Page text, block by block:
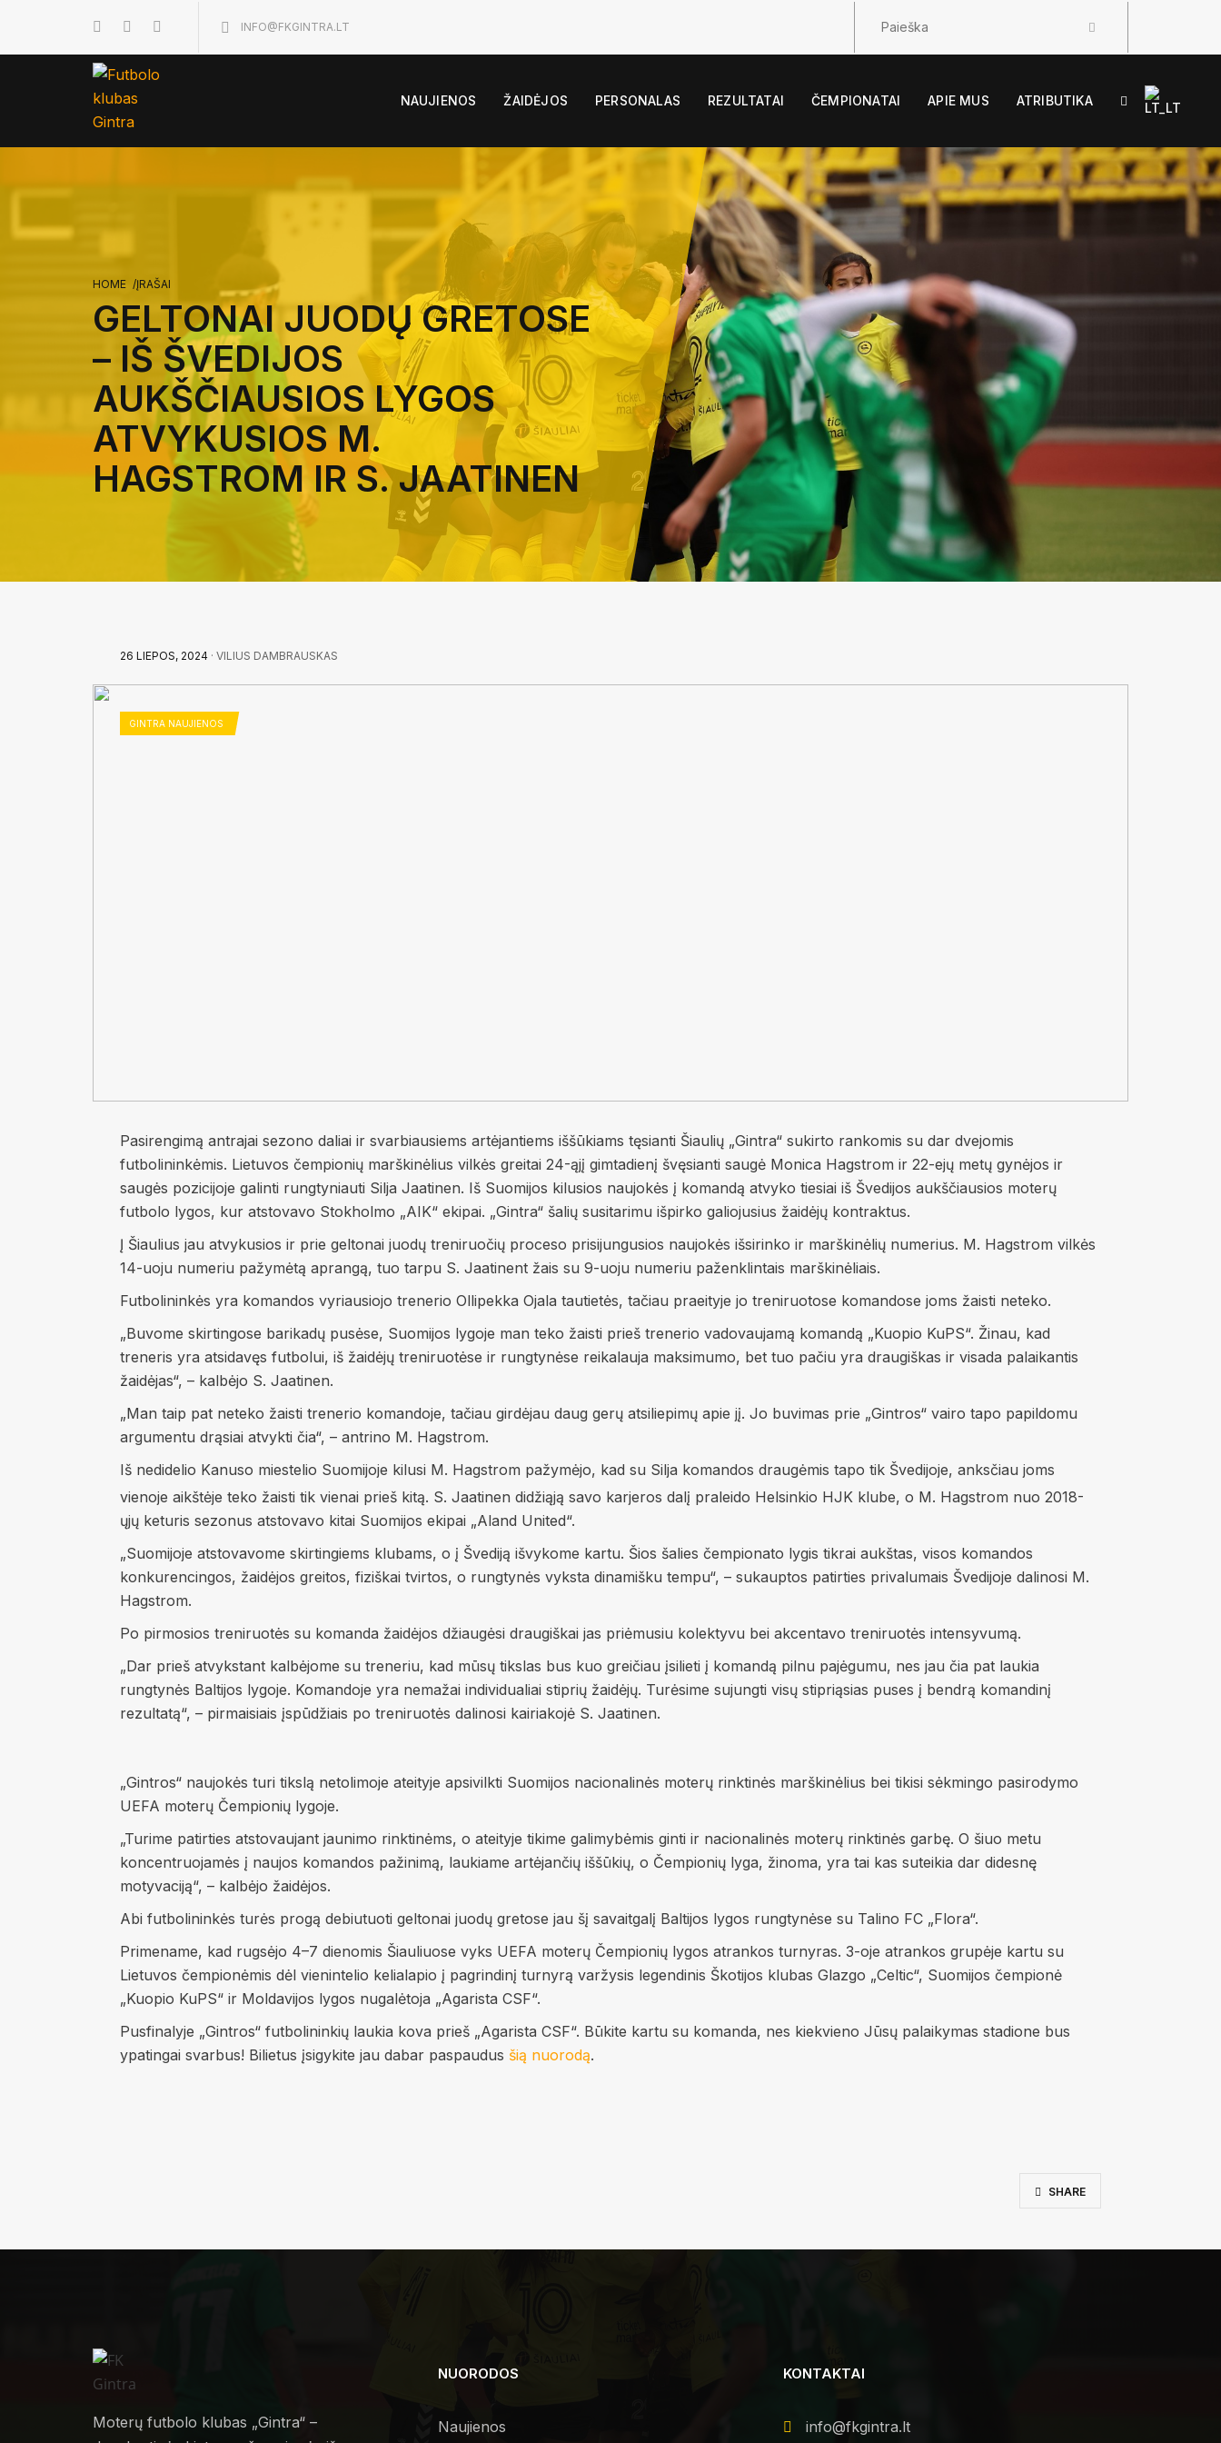
INFO@FKGINTRA.LT
NAUJIENOS ŽAIDĖJOS PERSONALAS REZULTATAI ČEMPIONATAI APIE MUS ATRIBUTIKA
HOME /ĮRAŠAI
GELTONAI JUODŲ GRETOSE
– IŠ ŠVEDIJOS
AUKŠČIAUSIOS LYGOS
ATVYKUSIOS M.
HAGSTROM IR S. JAATINEN
26 LIEPOS, 2024 · VILIUS DAMBRAUSKAS
GINTRA NAUJIENOS
Pasirengimą antrajai sezono daliai ir svarbiausiems artėjantiems iššūkiams tęsianti Šiaulių „Gintra“ sukirto rankomis su dar dvejomis
futbolininkėmis. Lietuvos čempionių marškinėlius vilkės greitai 24-ąjį gimtadienį švęsianti saugė Monica Hagstrom ir 22-ejų metų gynėjos ir
saugės pozicijoje galinti rungtyniauti Silja Jaatinen. Iš Suomijos kilusios naujokės į komandą atvyko tiesiai iš Švedijos aukščiausios moterų
futbolo lygos, kur atstovavo Stokholmo „AIK“ ekipai. „Gintra“ šalių susitarimu išpirko galiojusius žaidėjų kontraktus.
Į Šiaulius jau atvykusios ir prie geltonai juodų treniruočių proceso prisijungusios naujokės išsirinko ir marškinėlių numerius. M. Hagstrom vilkės
14-uoju numeriu pažymėtą aprangą, tuo tarpu S. Jaatinent žais su 9-uoju numeriu paženklintais marškinėliais.
Futbolininkės yra komandos vyriausiojo trenerio Ollipekka Ojala tautietės, tačiau praeityje jo treniruotose komandose joms žaisti neteko.
„Buvome skirtingose barikadų pusėse, Suomijos lygoje man teko žaisti prieš trenerio vadovaujamą komandą „Kuopio KuPS“. Žinau, kad
treneris yra atsidavęs futbolui, iš žaidėjų treniruotėse ir rungtynėse reikalauja maksimumo, bet tuo pačiu yra draugiškas ir visada palaikantis
žaidėjas“, – kalbėjo S. Jaatinen.
„Man taip pat neteko žaisti trenerio komandoje, tačiau girdėjau daug gerų atsiliepimų apie jį. Jo buvimas prie „Gintros“ vairo tapo papildomu
argumentu drąsiai atvykti čia“, – antrino M. Hagstrom.
Iš nedidelio Kanuso miestelio Suomijoje kilusi M. Hagstrom pažymėjo, kad su Silja komandos draugėmis tapo tik Švedijoje, anksčiau joms
vienoje aikštėje teko žaisti tik vienai prieš kitą. S. Jaatinen didžiąją savo karjeros dalį praleido Helsinkio HJK klube, o M. Hagstrom nuo 2018-
ųjų keturis sezonus atstovavo kitai Suomijos ekipai „Aland United“.
„Suomijoje atstovavome skirtingiems klubams, o į Švediją išvykome kartu. Šios šalies čempionato lygis tikrai aukštas, visos komandos
konkurencingos, žaidėjos greitos, fiziškai tvirtos, o rungtynės vyksta dinamišku tempu“, – sukauptos patirties privalumais Švedijoje dalinosi M.
Hagstrom.
Po pirmosios treniruotės su komanda žaidėjos džiaugėsi draugiškai jas priėmusiu kolektyvu bei akcentavo treniruotės intensyvumą.
„Dar prieš atvykstant kalbėjome su treneriu, kad mūsų tikslas bus kuo greičiau įsilieti į komandą pilnu pajėgumu, nes jau čia pat laukia
rungtynės Baltijos lygoje. Komandoje yra nemažai individualiai stiprių žaidėjų. Turėsime sujungti visų stipriąsias puses į bendrą komandinį
rezultatą“, – pirmaisiais įspūdžiais po treniruotės dalinosi kairiakojė S. Jaatinen.
„Gintros“ naujokės turi tikslą netolimoje ateityje apsivilkti Suomijos nacionalinės moterų rinktinės marškinėlius bei tikisi sėkmingo pasirodymo
UEFA moterų Čempionių lygoje.
„Turime patirties atstovaujant jaunimo rinktinėms, o ateityje tikime galimybėmis ginti ir nacionalinės moterų rinktinės garbę. O šiuo metu
koncentruojamės į naujos komandos pažinimą, laukiame artėjančių iššūkių, o Čempionių lyga, žinoma, yra tai kas suteikia dar didesnę
motyvaciją“, – kalbėjo žaidėjos.
Abi futbolininkės turės progą debiutuoti geltonai juodų gretose jau šį savaitgalį Baltijos lygos rungtynėse su Talino FC „Flora“.
Primename, kad rugsėjo 4–7 dienomis Šiauliuose vyks UEFA moterų Čempionių lygos atrankos turnyras. 3-oje atrankos grupėje kartu su
Lietuvos čempionėmis dėl vienintelio kelialapio į pagrindinį turnyrą varžysis legendinis Škotijos klubas Glazgo „Celtic“, Suomijos čempionė
„Kuopio KuPS“ ir Moldavijos lygos nugalėtoja „Agarista CSF“.
Pusfinalyje „Gintros“ futbolininkių laukia kova prieš „Agarista CSF“. Būkite kartu su komanda, nes kiekvieno Jūsų palaikymas stadione bus
ypatingai svarbus! Bilietus įsigykite jau dabar paspaudus šią nuorodą.
SHARE
Moterų futbolo klubas „Gintra“ –
NUORODOS
Naujienos
KONTAKTAI
info@fkgintra.lt